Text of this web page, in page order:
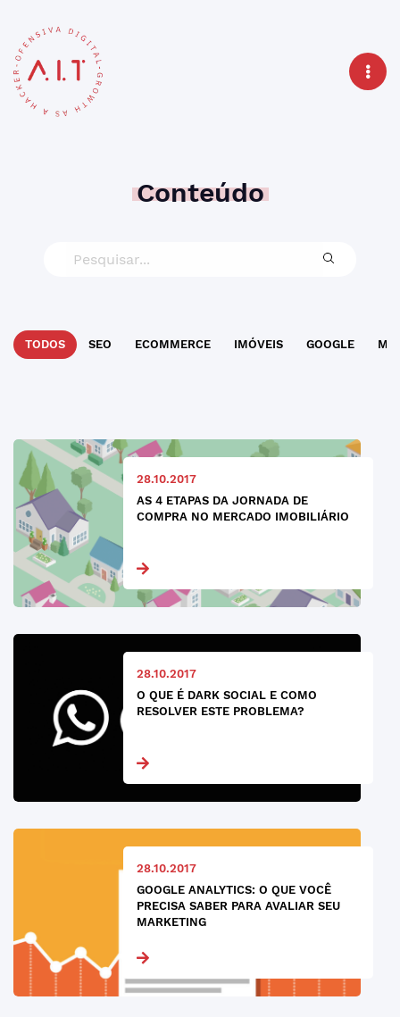
Conteúdo
TODOS SEO ECOMMERCE IMÓVEIS GOOGLE
28.10.2017
AS 4 ETAPAS DA JORNADA DE
COMPRA NO MERCADO IMOBILIÁRIO
28.10.2017
O QUE É DARK SOCIAL E COMO
RESOLVER ESTE PROBLEMA?
28.10.2017
GOOGLE ANALYTICS: O QUE VOCÊ
PRECISA SABER PARA AVALIAR SEU
MARKETING